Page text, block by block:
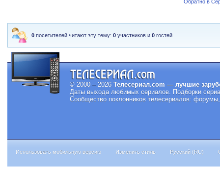
Обратно в
0 посетителей читают эту тему:0 участников и0 гостей
© 2000 – 2026 Телесериал.com — лучшие
Даты выхода любимых сериалов. Подборки
Сообщество поклонников телесериалов:
Использовать мобильную версию Изменить стиль Русский (RU)